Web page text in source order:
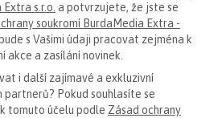
s.r.o. a potvrzujete, že jste se
soukromí BurdaMedia Extra -
bude s Vašimi údaji pracovat zejména k
akce a zasílání novinek.
i další zajímavé a exkluzivní
partnerů? Pokud souhlasíte se
tomuto účelu podle Zásad ochrany